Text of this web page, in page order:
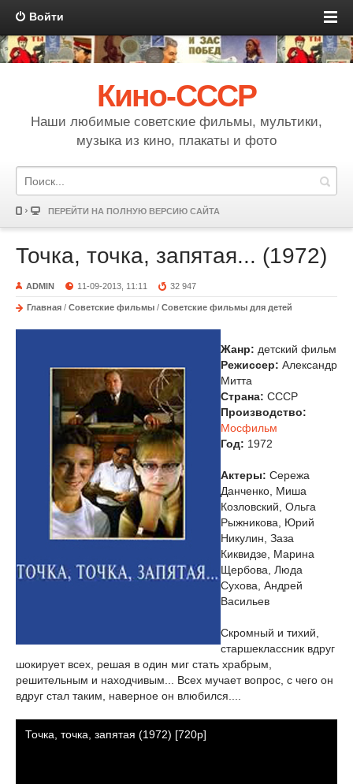
Войти
Кино-СССР
Наши любимые советские фильмы, мультики,
музыка из кино, плакаты и фото
ПЕРЕЙТИ НА ПОЛНУЮ ВЕРСИЮ САЙТА
Точка, точка, запятая... (1972)
ADMIN 11-09-2013, 11:11 32 947
Главная / Советские фильмы / Советские фильмы для детей
Жанр: детский фильм
Режиссер: Александр
Митта
Страна: СССР
Производство:
Мосфильм
Год: 1972
Актеры: Сережа
Данченко, Миша
Козловский, Ольга
Рыжникова, Юрий
Никулин, Заза
Киквидзе, Марина
Щербова, Люда
Сухова, Андрей
Васильев
Скромный и тихий,
старшеклассник вдруг
шокирует всех, решая в один миг стать храбрым,
решительным и находчивым... Всех мучает вопрос, с чего он
вдруг стал таким, наверное он влюбился....